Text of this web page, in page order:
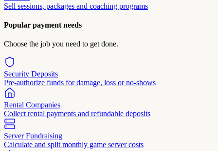
Sell sessions, packages and coaching programs
Popular payment needs
Choose the job you need to get done.
Security Deposits
Pre-authorize funds for damage, loss or no-shows
Rental Companies
Collect rental payments and refundable deposits
Server Fundraising
Calculate and split monthly game server costs